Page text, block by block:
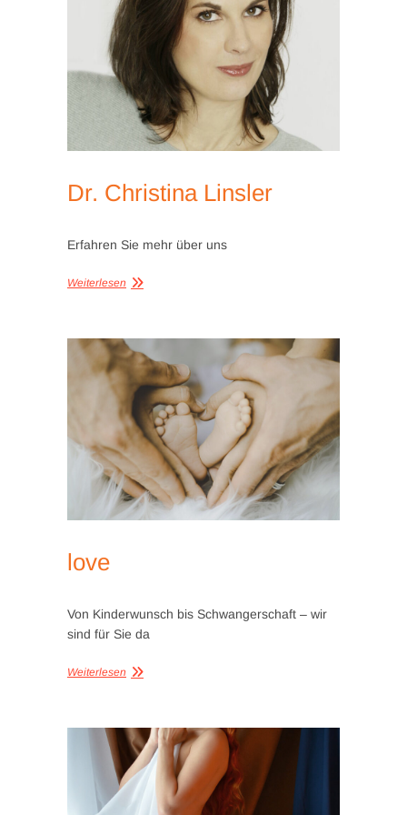
Dr. Christina Linsler
Erfahren Sie mehr über uns
Weiterlesen
love
Von Kinderwunsch bis Schwangerschaft – wir
sind für Sie da
Weiterlesen